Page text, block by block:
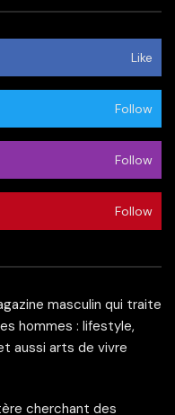
Like
Follow
Follow
Follow
masculin qui traite
hommes : lifestyle,
aussi arts de vivre
cherchant des